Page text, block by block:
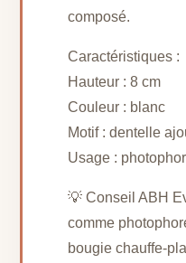
composé.
Caractéristiques :
Hauteur : 8 cm
Couleur : blanc
Motif : dentelle
Usage :
💡 Conseil ABH
comme
bougie chauffe-